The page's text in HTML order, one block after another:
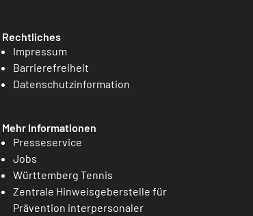
Rechtliches
Impressum
Barrierefreiheit
Datenschutzinformation
Mehr Informationen
Presseservice
Jobs
Württemberg Tennis
Zentrale Hinweisgeberstelle für
Prävention interpersonaler